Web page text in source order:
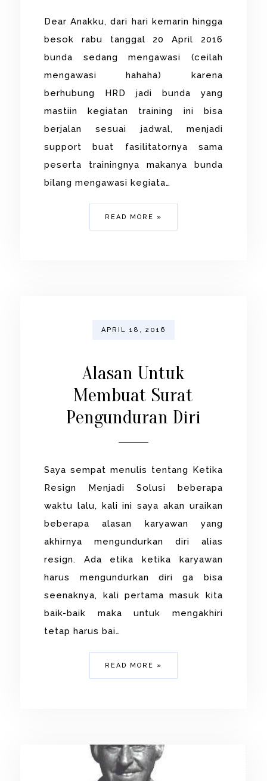
Dear Anakku, dari hari kemarin hingga
besok rabu tanggal 20 April 2016
bunda sedang mengawasi (ceilah
mengawasi hahaha) karena
berhubung HRD jadi bunda yang
mastiin kegiatan training ini bisa
berjalan sesuai jadwal, menjadi
support buat fasilitatornya sama
peserta trainingnya makanya bunda
bilang mengawasi kegiata…
READ MORE »
APRIL 18, 2016
Alasan Untuk
Membuat Surat
Pengunduran Diri
Saya sempat menulis tentang Ketika
Resign Menjadi Solusi beberapa
waktu lalu, kali ini saya akan uraikan
beberapa alasan karyawan yang
akhirnya mengundurkan diri alias
resign. Ada etika ketika karyawan
harus mengundurkan diri ga bisa
seenaknya, kali pertama masuk kita
baik-baik maka untuk mengakhiri
tetap harus bai…
READ MORE »